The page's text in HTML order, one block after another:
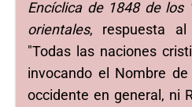
Encíclica de 1848 de los
orientales, respuesta
"Todas las naciones
invocando el Nombre
occidente en general, ni